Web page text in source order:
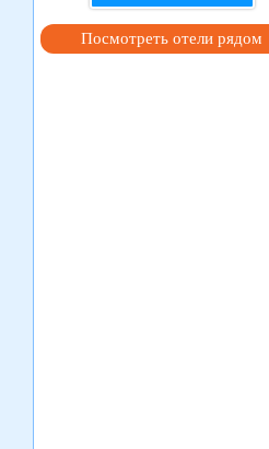
Посмотреть отели рядом